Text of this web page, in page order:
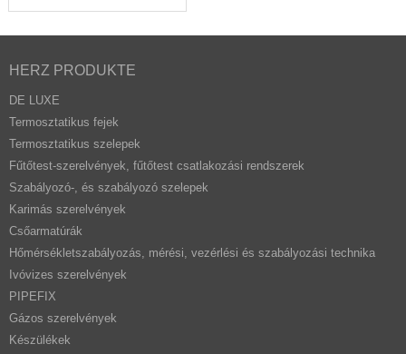
HERZ PRODUKTE
DE LUXE
Termosztatikus fejek
Termosztatikus szelepek
Fűtőtest-szerelvények, fűtőtest csatlakozási rendszerek
Szabályozó-, és szabályozó szelepek
Karimás szerelvények
Csőarmatúrák
Hőmérsékletszabályozás, mérési, vezérlési és szabályozási technika
Ivóvizes szerelvények
PIPEFIX
Gázos szerelvények
Készülékek